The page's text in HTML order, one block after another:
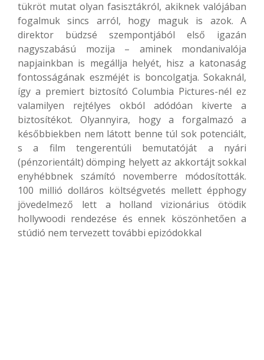
tükröt mutat olyan fasisztákról, akiknek valójában
fogalmuk sincs arról, hogy maguk is azok. A
direktor büdzsé szempontjából első igazán
nagyszabású mozija – aminek mondanivalója
napjainkban is megállja helyét, hisz a katonaság
fontosságának eszméjét is boncolgatja. Sokaknál,
így a premiert biztosító Columbia Pictures-nél ez
valamilyen rejtélyes okból adódóan kiverte a
biztosítékot. Olyannyira, hogy a forgalmazó a
későbbiekben nem látott benne túl sok potenciált,
s a film tengerentúli bemutatóját a nyári
(pénzorientált) dömping helyett az akkortájt sokkal
enyhébbnek számító novemberre módosították.
100 millió dolláros költségvetés mellett épphogy
jövedelmező lett a holland vizionárius ötödik
hollywoodi rendezése és ennek köszönhetően a
stúdió nem tervezett további epizódokkal